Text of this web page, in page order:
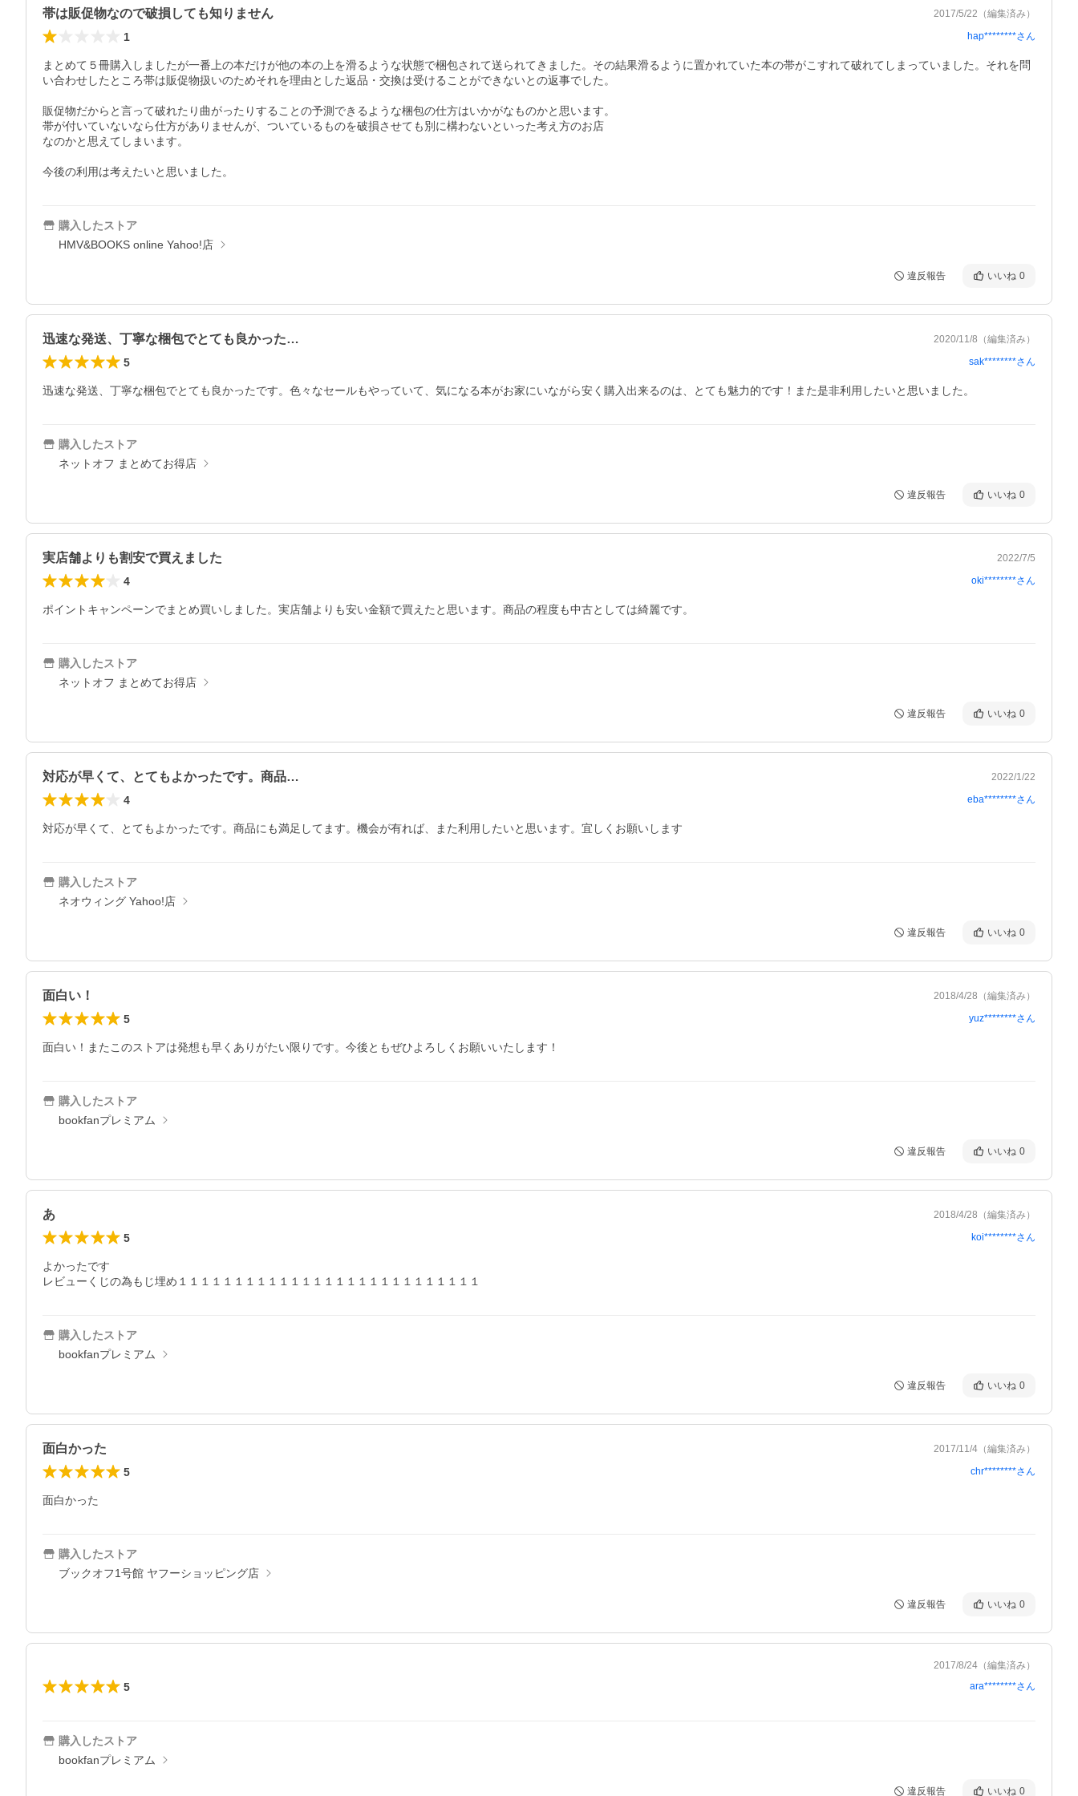
帯は販促物なので破損しても知りません 2017/5/22 （編集済み）
1 hap********さん
まとめて５冊購入しましたが一番上の本だけが他の本の上を滑るような状態で梱包されて送られてきました。その結果滑るように置かれていた本の帯がこすれて破れてしまっていました。それを問
い合わせしたところ帯は販促物扱いのためそれを理由とした返品・交換は受けることができないとの返事でした。
販促物だからと言って破れたり曲がったりすることの予測できるような梱包の仕方はいかがなものかと思います。
帯が付いていないなら仕方がありませんが、ついているものを破損させても別に構わないといった考え方のお店
なのかと思えてしまいます。
今後の利用は考えたいと思いました。
購入したストア
HMV&BOOKS online Yahoo!店
違反報告 いいね 0
迅速な発送、丁寧な梱包でとても良かった… 2020/11/8 （編集済み）
5 sak********さん
迅速な発送、丁寧な梱包でとても良かったです。色々なセールもやっていて、気になる本がお家にいながら安く購入出来るのは、とても魅力的です！また是非利用したいと思いました。
購入したストア
ネットオフ まとめてお得店
違反報告 いいね 0
実店舗よりも割安で買えました 2022/7/5
4 oki********さん
ポイントキャンペーンでまとめ買いしました。実店舗よりも安い金額で買えたと思います。商品の程度も中古としては綺麗です。
購入したストア
ネットオフ まとめてお得店
違反報告 いいね 0
対応が早くて、とてもよかったです。商品… 2022/1/22
4 eba********さん
対応が早くて、とてもよかったです。商品にも満足してます。機会が有れば、また利用したいと思います。宜しくお願いします
購入したストア
ネオウィング Yahoo!店
違反報告 いいね 0
面白い！ 2018/4/28 （編集済み）
5 yuz********さん
面白い！またこのストアは発想も早くありがたい限りです。今後ともぜひよろしくお願いいたします！
購入したストア
bookfanプレミアム
違反報告 いいね 0
あ 2018/4/28 （編集済み）
5 koi********さん
よかったです
レビューくじの為もじ埋め１１１１１１１１１１１１１１１１１１１１１１１１１１１
購入したストア
bookfanプレミアム
違反報告 いいね 0
面白かった 2017/11/4 （編集済み）
5 chr********さん
面白かった
購入したストア
ブックオフ1号館 ヤフーショッピング店
違反報告 いいね 0
2017/8/24 （編集済み）
5 ara********さん
購入したストア
bookfanプレミアム
違反報告 いいね 0